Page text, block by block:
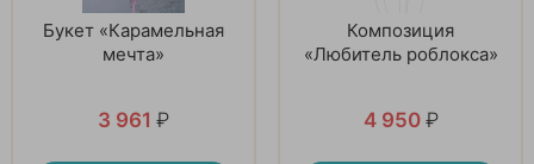
Букет «Карамельная
мечта»
3 961 ₽
Композиция
«Любитель роблокса»
4 950 ₽